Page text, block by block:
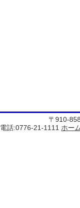
〒910-
電話:0776-21-1111 ホー